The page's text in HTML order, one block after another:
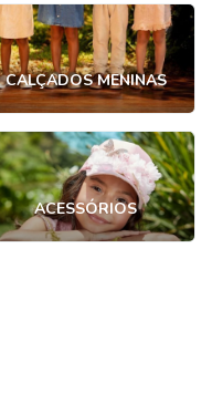
CALÇADOS MENINAS
ACESSÓRIOS